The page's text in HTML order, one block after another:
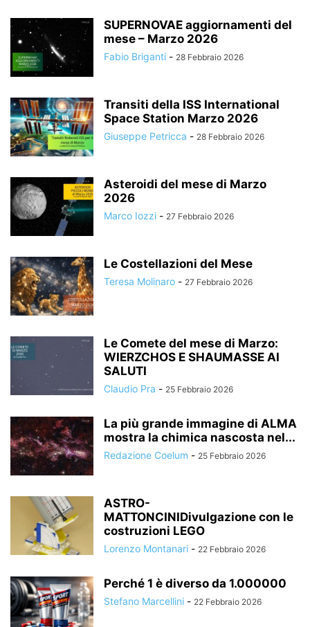
SUPERNOVAE aggiornamenti del
mese – Marzo 2026
Fabio Briganti - 28 Febbraio 2026
Transiti della ISS International
Space Station Marzo 2026
Giuseppe Petricca - 28 Febbraio 2026
Asteroidi del mese di Marzo
2026
Marco Iozzi - 27 Febbraio 2026
Le Costellazioni del Mese
Teresa Molinaro - 27 Febbraio 2026
Le Comete del mese di Marzo:
WIERZCHOS E SHAUMASSE AI
SALUTI
Claudio Pra - 25 Febbraio 2026
La più grande immagine di ALMA
mostra la chimica nascosta nel...
Redazione Coelum - 25 Febbraio 2026
ASTRO-
MATTONCINIDivulgazione con le
costruzioni LEGO
Lorenzo Montanari - 22 Febbraio 2026
Perché 1 è diverso da 1.000000
Stefano Marcellini - 22 Febbraio 2026